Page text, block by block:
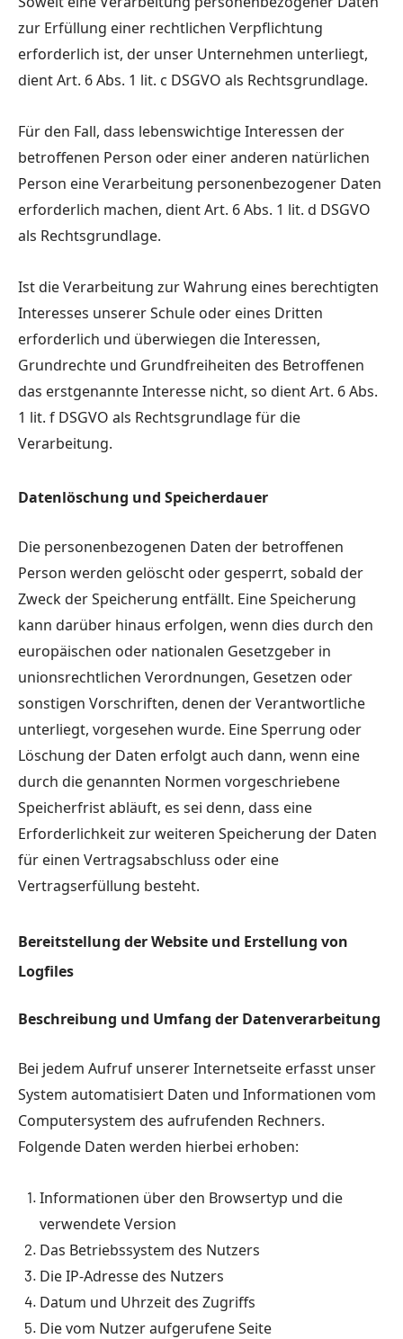
zur Erfüllung einer rechtlichen Verpflichtung
erforderlich ist, der unser Unternehmen unterliegt,
dient Art. 6 Abs. 1 lit. c DSGVO als Rechtsgrundlage.
Für den Fall, dass lebenswichtige Interessen der
betroffenen Person oder einer anderen natürlichen
Person eine Verarbeitung personenbezogener Daten
erforderlich machen, dient Art. 6 Abs. 1 lit. d DSGVO
als Rechtsgrundlage.
Ist die Verarbeitung zur Wahrung eines berechtigten
Interesses unserer Schule oder eines Dritten
erforderlich und überwiegen die Interessen,
Grundrechte und Grundfreiheiten des Betroffenen
das erstgenannte Interesse nicht, so dient Art. 6 Abs.
1 lit. f DSGVO als Rechtsgrundlage für die
Verarbeitung.
Datenlöschung und Speicherdauer
Die personenbezogenen Daten der betroffenen
Person werden gelöscht oder gesperrt, sobald der
Zweck der Speicherung entfällt. Eine Speicherung
kann darüber hinaus erfolgen, wenn dies durch den
europäischen oder nationalen Gesetzgeber in
unionsrechtlichen Verordnungen, Gesetzen oder
sonstigen Vorschriften, denen der Verantwortliche
unterliegt, vorgesehen wurde. Eine Sperrung oder
Löschung der Daten erfolgt auch dann, wenn eine
durch die genannten Normen vorgeschriebene
Speicherfrist abläuft, es sei denn, dass eine
Erforderlichkeit zur weiteren Speicherung der Daten
für einen Vertragsabschluss oder eine
Vertragserfüllung besteht.
Bereitstellung der Website und Erstellung von
Logfiles
Beschreibung und Umfang der Datenverarbeitung
Bei jedem Aufruf unserer Internetseite erfasst unser
System automatisiert Daten und Informationen vom
Computersystem des aufrufenden Rechners.
Folgende Daten werden hierbei erhoben:
Informationen über den Browsertyp und die
verwendete Version
Das Betriebssystem des Nutzers
Die IP-Adresse des Nutzers
Datum und Uhrzeit des Zugriffs
Die vom Nutzer aufgerufene Seite